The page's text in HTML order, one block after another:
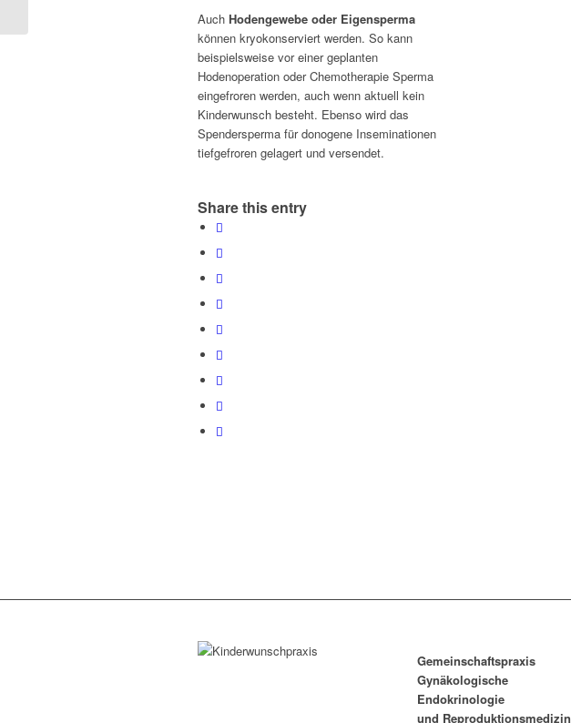
Auch Hodengewebe oder Eigensperma
können kryokonserviert werden. So kann
beispielsweise vor einer geplanten
Hodenoperation oder Chemotherapie Sperma
eingefroren werden, auch wenn aktuell kein
Kinderwunsch besteht. Ebenso wird das
Spendersperma für donogene Inseminationen
tiefgefroren gelagert und versendet.
Share this entry
Gemeinschaftspraxis
Gynäkologische
Endokrinologie
und Reproduktionsmedizin